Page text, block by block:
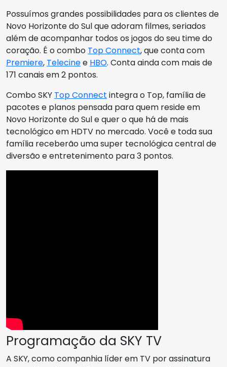
Possuímos grandes possibilidades para os clientes de
Novo Horizonte do Sul que adoram filmes, seriados
além de acompanhar todos os jogos do seu time do
coração. É o combo Top Connect, que conta com
Premiere, Telecinee HBO. Conta ainda com mais de
171 canais em 2 pontos.
Combo SKY Top Connect integra o Top, família de
pacotes e planos pensada para quem reside em
Novo Horizonte do Sul e quer o que há de mais
tecnológico em HDTV no mercado. Você e toda sua
família receberão uma super tecnológica central de
diversão e entretenimento para 3 pontos.
Programação da SKY TV
A SKY, como companhia líder em TV por assinatura